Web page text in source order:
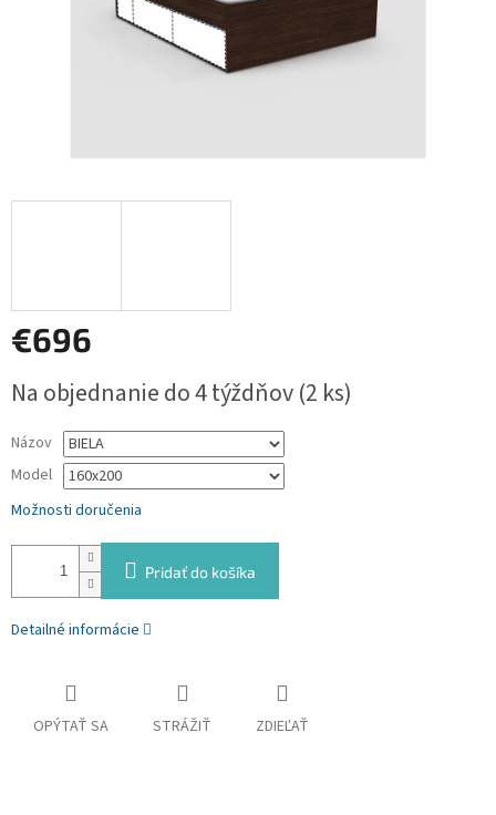
€696
cena:
Na objednanie do 4 týždňov(2 ks)
Názov
Model
Možnosti doručenia
Pridať do košíka
Detailné informácie
OPÝTAŤ SA STRÁŽIŤ ZDIEĽAŤ